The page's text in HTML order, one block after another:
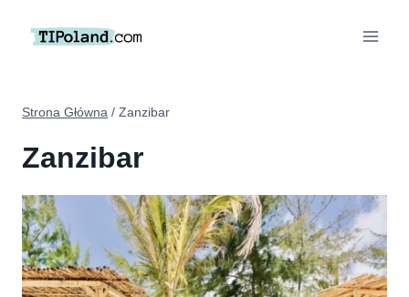
Strona Główna / Zanzibar
Zanzibar